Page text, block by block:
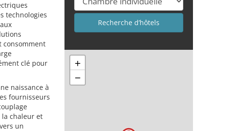
technologies
consomment
clé pour
naissance à
fournisseurs
la chaleur et
un
+
−